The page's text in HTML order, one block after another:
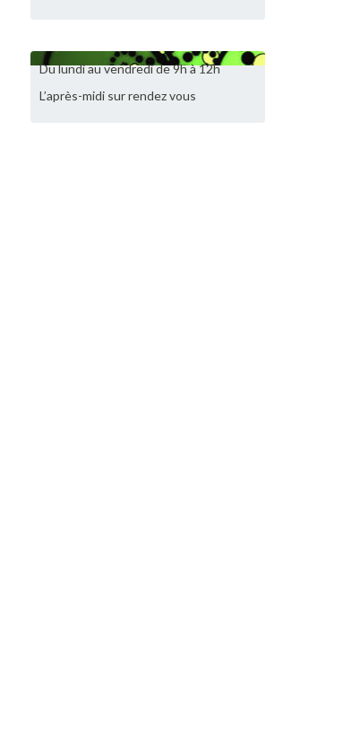
Du lundi au vendredi de 9h à 12h
L’après-midi sur rendez vous